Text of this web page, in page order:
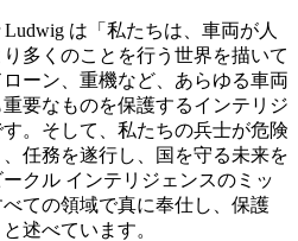
は「私たちは、車両が人
多くのことを行う世界を描いて
ーン、重機など、あらゆる車両
要なものを保護するインテリジ
。そして、私たちの兵士が危険
任務を遂行し、国を守る未来を
クル インテリジェンスのミッ
ての領域で真に奉仕し、保護
述べています。